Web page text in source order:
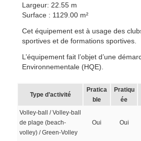
Largeur: 22.55 m
Surface : 1129.00 m²
Cet équipement est à usage des
sportives et de formations sportives.
L’équipement fait l’objet d’une
Environnementale (HQE).
Type d’activité
Pratica
ble
Pratiqu
ée
Volley-ball / Volley-ball
de plage (beach-
volley) / Green-Volley
Oui Oui